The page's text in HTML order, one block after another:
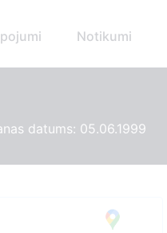
Notikumi
datums: 05.06.1999